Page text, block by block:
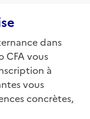
dans
CFA vous
à
vous
concrètes,